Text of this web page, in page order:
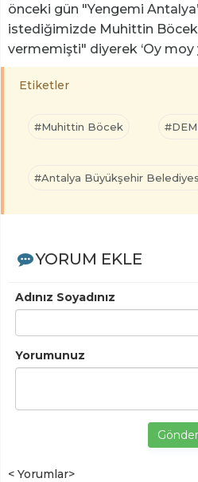
önceki gün "Yengemi
istediğimizde Muhittin
vermemişti" diyerek ‘Oy moy
Etiketler
#Muhittin Böcek
#Antalya Büyükşehir
YORUM EKLE
Adınız Soyadınız
Yorumunuz
Gönder
< Yorumlar>